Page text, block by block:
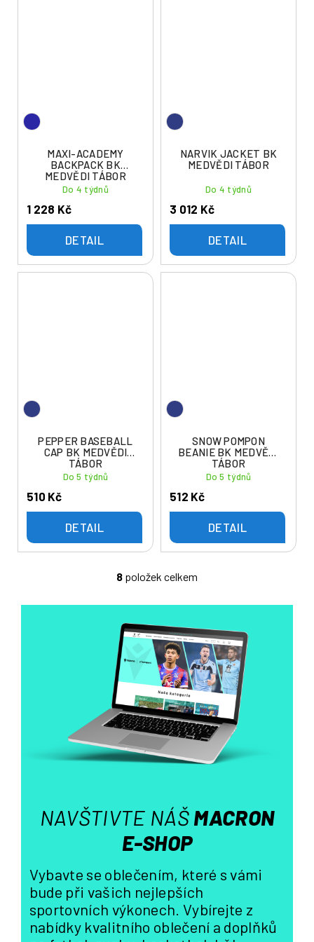
MAXI-ACADEMY
BACKPACK BK
MEDVĚDI TÁBOR
Do 4 týdnů
1 228 Kč
DETAIL
NARVIK JACKET BK
MEDVĚDI TÁBOR
Do 4 týdnů
3 012 Kč
DETAIL
PEPPER BASEBALL
CAP BK MEDVĚDI
TÁBOR
Do 5 týdnů
510 Kč
DETAIL
SNOW POMPON
BEANIE BK MEDVĚDI
TÁBOR
Do 5 týdnů
512 Kč
DETAIL
O
á
d
a
c
í
p
r
v
k
y
p
i
s
8 položek celkem
NAVŠTIVTE NÁŠMACRON
E-SHOP
Vybavte se oblečením, které s vámi
bude při vašich nejlepších
sportovních výkonech. Vybírejte z
nabídky kvalitního oblečení a doplňků